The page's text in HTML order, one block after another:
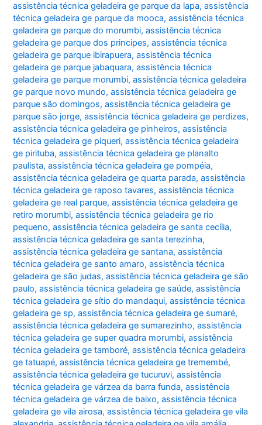
assistência técnica geladeira ge parque da lapa,assistência
técnica geladeira ge parque da mooca,assistência técnica
geladeira ge parque do morumbi,assistência técnica
geladeira ge parque dos principes,assistência técnica
geladeira ge parque ibirapuera,assistência técnica
geladeira ge parque jabaquara,assistência técnica
geladeira ge parque morumbi,assistência técnica geladeira
ge parque novo mundo,assistência técnica geladeira ge
parque são domingos,assistência técnica geladeira ge
parque são jorge,assistência técnica geladeira ge perdizes,
assistência técnica geladeira ge pinheiros,assistência
técnica geladeira ge piqueri,assistência técnica geladeira
ge pirituba,assistência técnica geladeira ge planalto
paulista,assistência técnica geladeira ge pompéia,
assistência técnica geladeira ge quarta parada,assistência
técnica geladeira ge raposo tavares,assistência técnica
geladeira ge real parque,assistência técnica geladeira ge
retiro morumbi,assistência técnica geladeira ge rio
pequeno,assistência técnica geladeira ge santa cecília,
assistência técnica geladeira ge santa terezinha,
assistência técnica geladeira ge santana,assistência
técnica geladeira ge santo amaro,assistência técnica
geladeira ge são judas,assistência técnica geladeira ge são
paulo,assistência técnica geladeira ge saúde,assistência
técnica geladeira ge sítio do mandaqui,assistência técnica
geladeira ge sp,assistência técnica geladeira ge sumaré,
assistência técnica geladeira ge sumarezinho,assistência
técnica geladeira ge super quadra morumbi,assistência
técnica geladeira ge tamboré,assistência técnica geladeira
ge tatuapé,assistência técnica geladeira ge tremembé,
assistência técnica geladeira ge tucuruvi,assistência
técnica geladeira ge várzea da barra funda,assistência
técnica geladeira ge várzea de baixo,assistência técnica
geladeira ge vila airosa,assistência técnica geladeira ge vila